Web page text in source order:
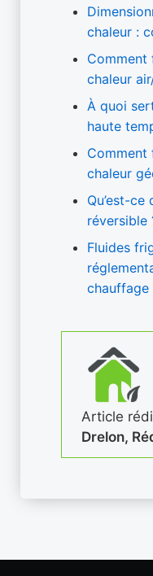
chaleur :
Comment
chaleur
À quoi
haute
Comment
chaleur
Qu’est-ce
réversible
Fluides
chauffage
Article
Drelon,